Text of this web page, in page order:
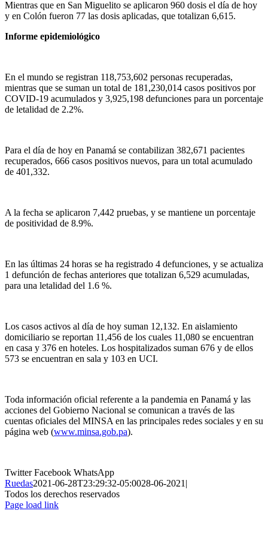
Mientras que en San Miguelito se aplicaron 960 dosis el día de hoy
y en Colón fueron 77 las dosis aplicadas, que totalizan 6,615.
Informe epidemiológico
En el mundo se registran 118,753,602 personas recuperadas,
mientras que se suman un total de 181,230,014 casos positivos por
COVID-19 acumulados y 3,925,198 defunciones para un porcentaje
de letalidad de 2.2%.
Para el día de hoy en Panamá se contabilizan 382,671 pacientes
recuperados, 666 casos positivos nuevos, para un total acumulado
de 401,332.
A la fecha se aplicaron 7,442 pruebas, y se mantiene un porcentaje
de positividad de 8.9%.
En las últimas 24 horas se ha registrado 4 defunciones, y se actualiza
1 defunción de fechas anteriores que totalizan 6,529 acumuladas,
para una letalidad del 1.6 %.
Los casos activos al día de hoy suman 12,132. En aislamiento
domiciliario se reportan 11,456 de los cuales 11,080 se encuentran
en casa y 376 en hoteles. Los hospitalizados suman 676 y de ellos
573 se encuentran en sala y 103 en UCI.
Toda información oficial referente a la pandemia en Panamá y las
acciones del Gobierno Nacional se comunican a través de las
cuentas oficiales del MINSA en las principales redes sociales y en su
página web (www.minsa.gob.pa).
TwitterFacebook WhatsApp
Ruedas2021-06-28T23:29:32-05:0028-06-2021|
Todos los derechos reservados
Page load link